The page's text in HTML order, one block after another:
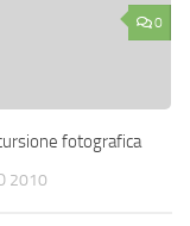
0
fotografica
2010